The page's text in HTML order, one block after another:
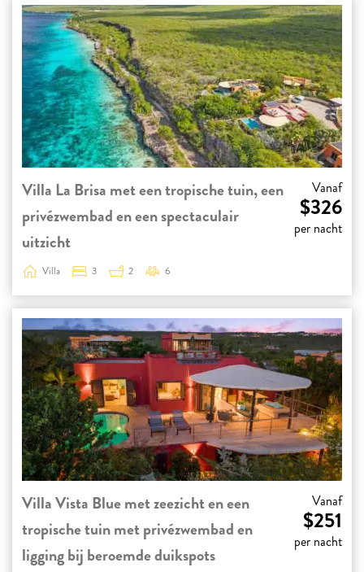
Villa La Brisa met een tropische tuin, een
privézwembad en een spectaculair
uitzicht
Vanaf
$326
per nacht
Villa 3 2 6
Villa Vista Blue met zeezicht en een
tropische tuin met privézwembad en
ligging bij beroemde duikspots
Vanaf
$251
per nacht